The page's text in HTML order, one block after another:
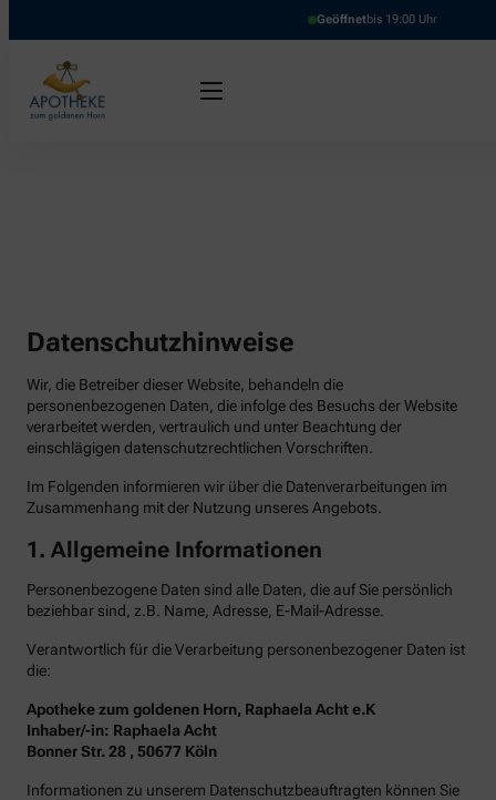
Geöffnetbis 19:00 Uhr
Datenschutzhinweise
Wir, die Betreiber dieser Website, behandeln die
personenbezogenen Daten, die infolge des Besuchs der Website
verarbeitet werden, vertraulich und unter Beachtung der
einschlägigen datenschutzrechtlichen Vorschriften.
Im Folgenden informieren wir über die Datenverarbeitungen im
Zusammenhang mit der Nutzung unseres Angebots.
1. Allgemeine Informationen
Personenbezogene Daten sind alle Daten, die auf Sie persönlich
beziehbar sind, z.B. Name, Adresse, E-Mail-Adresse.
Verantwortlich für die Verarbeitung personenbezogener Daten ist
die:
Apotheke zum goldenen Horn, Raphaela Acht e.K
Inhaber/-in: Raphaela Acht
Bonner Str. 28 , 50677 Köln
Informationen zu unserem Datenschutzbeauftragten können Sie